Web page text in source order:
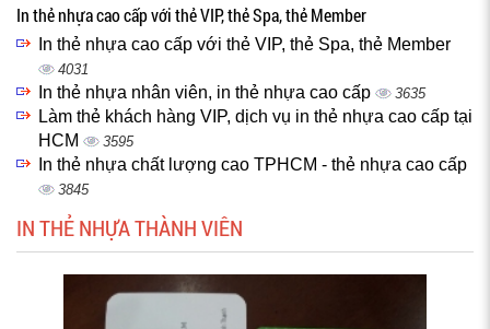
In thẻ nhựa cao cấp với thẻ VIP, thẻ Spa, thẻ Member
In thẻ nhựa cao cấp với thẻ VIP, thẻ Spa, thẻ Member
4031
In thẻ nhựa nhân viên, in thẻ nhựa cao cấp 3635
Làm thẻ khách hàng VIP, dịch vụ in thẻ nhựa cao cấp tại
HCM
3595
In thẻ nhựa chất lượng cao TPHCM - thẻ nhựa cao cấp
3845
IN THẺ NHỰA THÀNH VIÊN